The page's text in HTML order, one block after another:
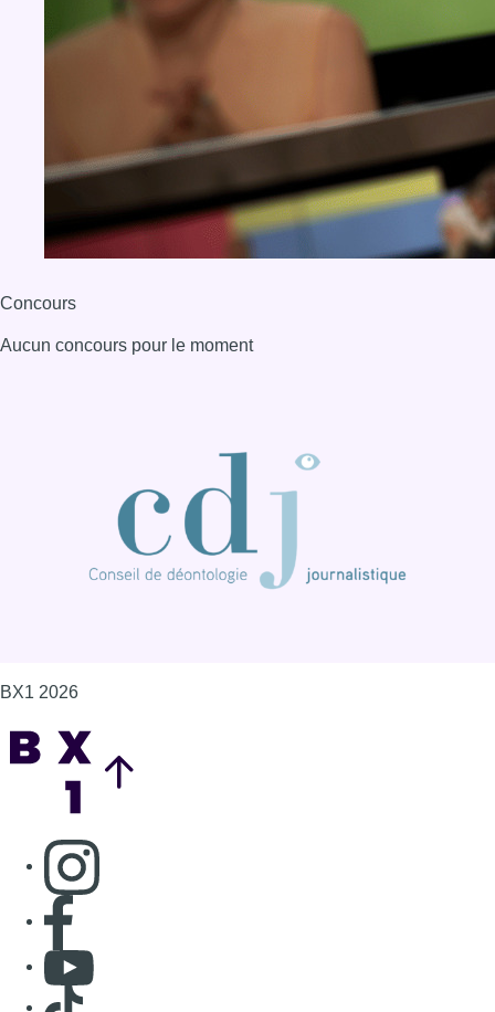
Concours
Aucun concours pour le moment
BX1 2026
Consulter page Instagram
Consulter page Facebook
Consulter Youtube
Consulter TikTok